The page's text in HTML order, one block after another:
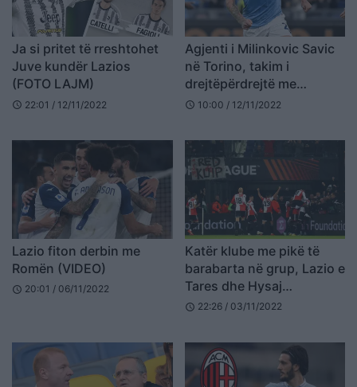
Ja si pritet të rreshtohet
Juve kundër Lazios
(FOTO LAJM)
schedule 22:01 / 12/11/2022
Agjenti i Milinkovic Savic
në Torino, takim i
drejtëpërdrejtë me
drejtuesit e Juventus
schedule 10:00 / 12/11/2022
Lazio fiton derbin me
Romën (VIDEO)
schedule 20:01 / 06/11/2022
Katër klube me pikë të
barabarta në grup, Lazio e
Tares dhe Hysaj
përfundon në Conference
schedule 22:26 / 03/11/2022